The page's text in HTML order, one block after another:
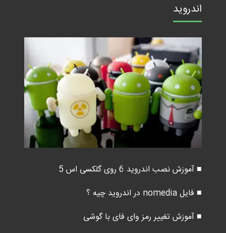
اندروید
■ آموزش نصب اندروید 6 روی گلکسی اس 5
■ فایل nomedia در اندروید چیه ؟
■ آموزش تغییر رمز وای فای با گوشی